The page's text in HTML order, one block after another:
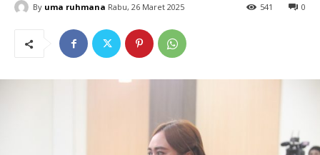
By uma ruhmana Rabu, 26 Maret 2025 0
541